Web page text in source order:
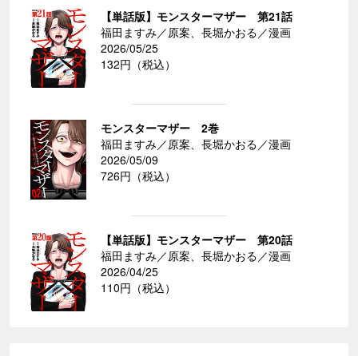
【単話版】モンスターマザー 第21話
福田ますみ／原案、長堀かおる／漫画
2026/05/25
132円（税込）
モンスターマザー 2巻
福田ますみ／原案、長堀かおる／漫画
2026/05/09
726円（税込）
【単話版】モンスターマザー 第20話
福田ますみ／原案、長堀かおる／漫画
2026/04/25
110円（税込）